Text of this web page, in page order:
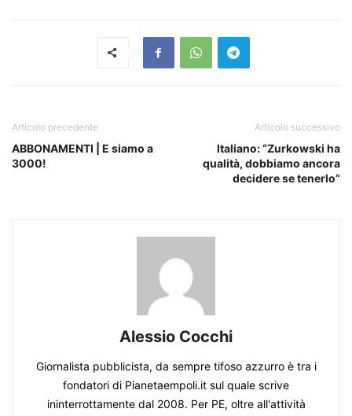
Articolo precedente
ABBONAMENTI | E siamo a
3000!
Articolo successivo
Italiano: “Zurkowski ha
qualità, dobbiamo ancora
decidere se tenerlo”
Alessio Cocchi
Giornalista pubblicista, da sempre tifoso azzurro è tra i
fondatori di Pianetaempoli.it sul quale scrive
ininterrottamente dal 2008. Per PE, oltre all'attività